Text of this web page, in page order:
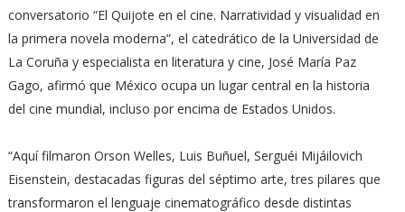
conversatorio “El Quijote en el cine. Narratividad y visualidad en
la primera novela moderna”, el catedrático de la Universidad de
La Coruña y especialista en literatura y cine, José María Paz
Gago, afirmó que México ocupa un lugar central en la historia
del cine mundial, incluso por encima de Estados Unidos.
“Aquí filmaron Orson Welles, Luis Buñuel, Serguéi Mijáilovich
Eisenstein, destacadas figuras del séptimo arte, tres pilares que
transformaron el lenguaje cinematográfico desde distintas